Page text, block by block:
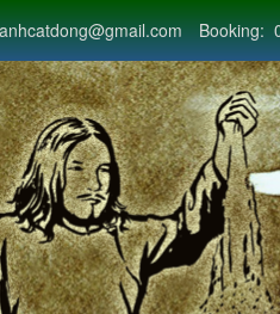
Booking: